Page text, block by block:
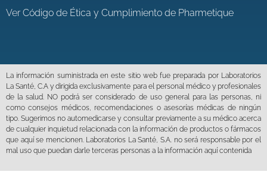
VerCódigo de Ética y Cumplimiento de Pharmetique
La información suministrada en este sitio web fue preparada por Laboratorios
La Santé, C.A y dirigida exclusivamente para el personal médico y profesionales
de la salud. NO podrá ser considerado de uso general para las personas, ni
como consejos médicos, recomendaciones o asesorías médicas de ningún
tipo. Sugerimos no automedicarse y consultar previamente a su médico acerca
de cualquier inquietud relacionada con la información de productos o fármacos
que aquí se mencionen. Laboratorios La Santé, S.A. no será responsable por el
mal uso que puedan darle terceras personas a la información aquí contenida